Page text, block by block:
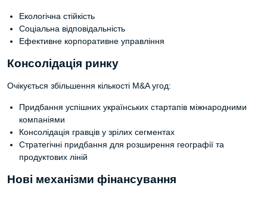
Екологічна стійкість
Соціальна відповідальність
Ефективне корпоративне управління
Консолідація ринку
Очікується збільшення кількості M&A угод:
Придбання успішних українських стартапів міжнародними
компаніями
Консолідація гравців у зрілих сегментах
Стратегічні придбання для розширення географії та
продуктових ліній
Нові механізми фінансування